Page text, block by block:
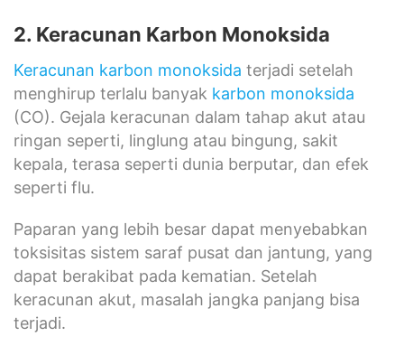
2. Keracunan Karbon Monoksida
Keracunan karbon monoksida terjadi setelah
menghirup terlalu banyak karbon monoksida
(CO). Gejala keracunan dalam tahap akut atau
ringan seperti, linglung atau bingung, sakit
kepala, terasa seperti dunia berputar, dan efek
seperti flu.
Paparan yang lebih besar dapat menyebabkan
toksisitas sistem saraf pusat dan jantung, yang
dapat berakibat pada kematian. Setelah
keracunan akut, masalah jangka panjang bisa
terjadi.